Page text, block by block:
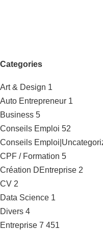
Categories
Art & Design 1
Auto Entrepreneur 1
Business 5
Conseils Emploi 52
Conseils
CPF / Formation 5
Création DEntreprise 2
CV 2
Data Science 1
Divers 4
Entreprise 7 451